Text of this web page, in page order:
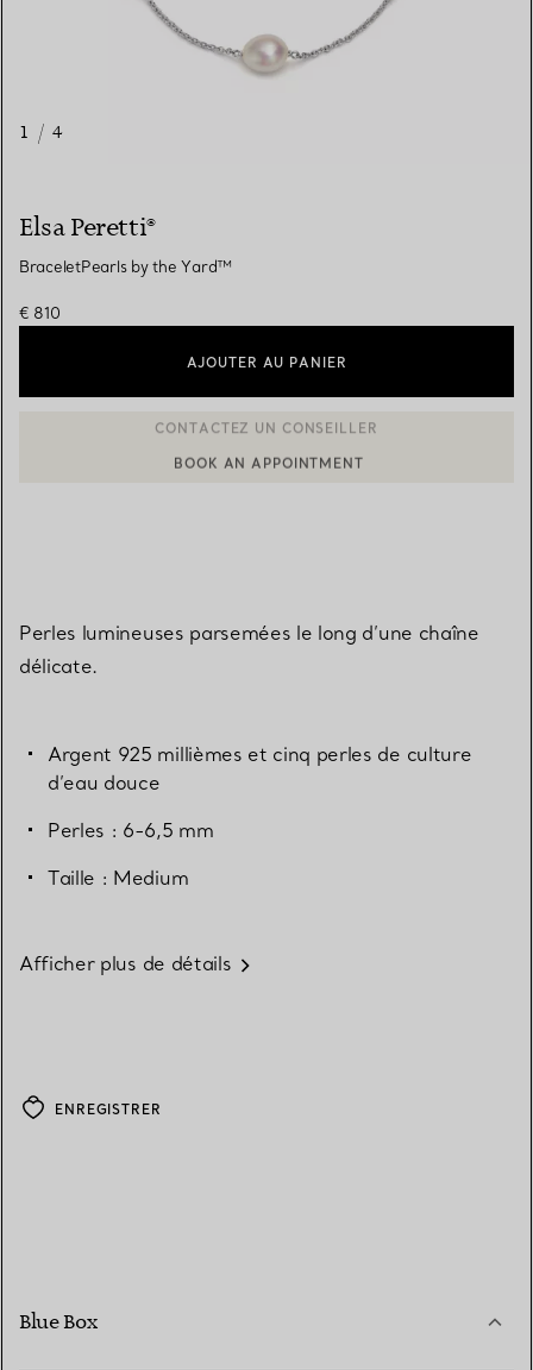
1 / 4
Elsa Peretti®
BraceletPearls by the Yard™
€ 810
AJOUTER AU PANIER
CONTACTER UN CONSEILLER CLIENT OU PRENDRE RENDEZ-
Perles lumineuses parsemées le long d’une chaîne
délicate.
Argent 925 millièmes et cinq perles de culture
d’eau douce
Perles : 6-6,5 mm
Taille : Medium
Afficher plus de détails
ENREGISTRER
Blue Box